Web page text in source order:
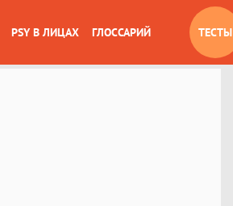
PSY В ЛИЦАХ ГЛОССАРИЙ ТЕСТЫ